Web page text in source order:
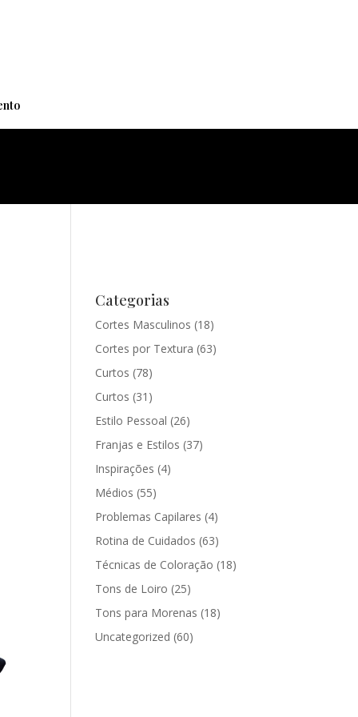
Categorias
Cortes Masculinos (18)
Cortes por Textura (63)
Curtos (78)
Curtos (31)
Estilo Pessoal (26)
Franjas e Estilos (37)
Inspirações (4)
Médios (55)
Problemas Capilares (4)
Rotina de Cuidados (63)
Técnicas de Coloração (18)
Tons de Loiro (25)
Tons para Morenas (18)
Uncategorized (60)